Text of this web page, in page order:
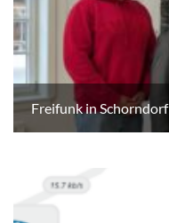
Freifunk in Schorndorf